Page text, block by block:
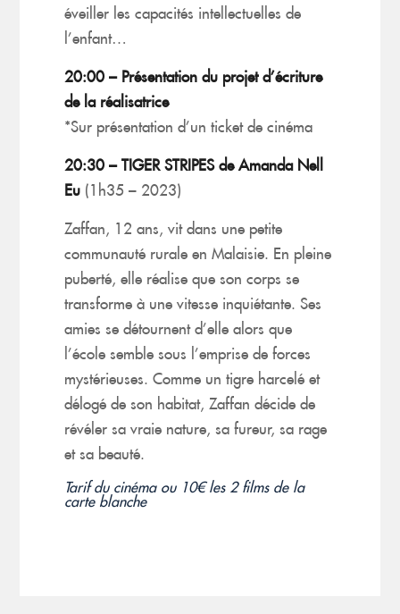
éveiller les capacités intellectuelles de
l’enfant…
20:00 – Présentation du projet d’écriture
de la réalisatrice
*Sur présentation d’un ticket de cinéma
20:30 –TIGER STRIPES de Amanda Nell
Eu (1h35 – 2023)
Zaffan, 12 ans, vit dans une petite
communauté rurale en Malaisie. En pleine
puberté, elle réalise que son corps se
transforme à une vitesse inquiétante. Ses
amies se détournent d’elle alors que
l’école semble sous l’emprise de forces
mystérieuses. Comme un tigre harcelé et
délogé de son habitat, Zaffan décide de
révéler sa vraie nature, sa fureur, sa rage
et sa beauté.
Tarif du cinéma ou 10€ les 2 films de la
carte blanche